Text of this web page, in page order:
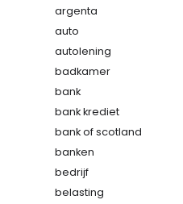
argenta
auto
autolening
badkamer
bank
bank krediet
bank of scotland
banken
bedrijf
belasting